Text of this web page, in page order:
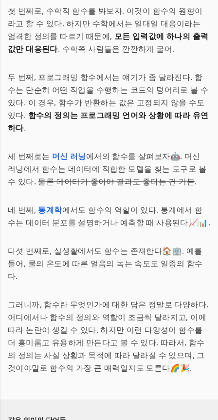
첫 번째로, 수학적 함수를 봐보자. 이것이 함수의 원형이
라고 할 수 있다. 하지만 수학에서는 일대일 대응이라는
엄격한 정의를 따르기 때문에, 모든 입력값에 하나의 출력
값만 대응된다.수학쪽 사람들은 깐깐하게 굴어.
두 번째, 프로그래밍 함수에서는 얘기가 좀 달라진다. 함
수는 단순히 어떤 작업을 수행하는 코드의 덩어리로 볼 수
있다. 이 경우, 함수가 반환하는 값은 고정되지 않을 수도
있다. 함수의 정의는 프로그래밍 언어와 상황에 따라 유연
하다.
세 번째로는 머신 러닝에서의 함수를 살펴보자🤖. 머신
러닝에서 함수는 데이터에 적합한 모델을 찾는 도구로 볼
수 있다.물론 데이터가 좋아야 결과도 좋다는 건 기본.
네 번째, 통계학에서도 함수의 역할이 있다. 통계에서 함
수는 데이터 분포를 설명하거나 예측할 때 사용된다📈📊.
다섯 번째로, 실생활에서도 함수는 존재한다🏠🏢. 예를
들어, 물의 온도에 따른 얼음의 녹는 속도도 일종의 함수
다.
그러니까, 함수란 무엇인가에 대한 답은 정말로 다양하다.
어디에서나 함수의 정의와 역할이 조금씩 달라지고, 이에
따라 논란이 생길 수 있다. 하지만 이런 다양성이 함수를
더 흥미롭고 유용하게 만든다고 볼 수 있다. 따라서, 함수
의 정의는 사실 상황과 목적에 따라 달라질 수 있으며, 그
것이야말로 함수의 가장 큰 매력일지도 모른다🌈🎉.